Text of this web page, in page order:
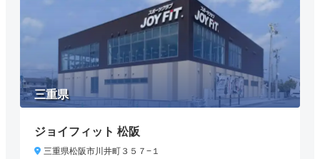
三重県
ジョイフィット 松阪
三重県松阪市川井町３５７−１